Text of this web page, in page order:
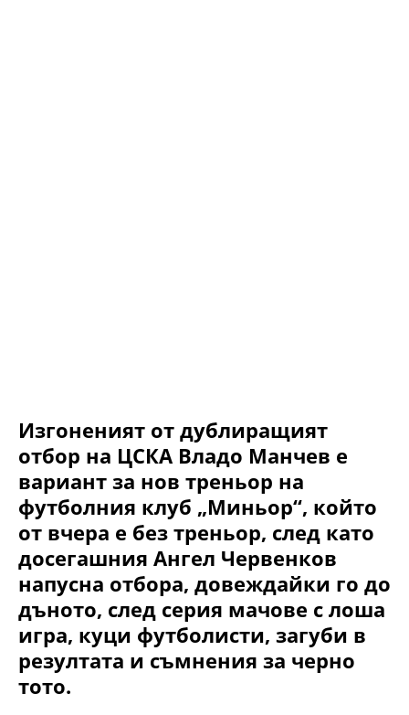
Изгоненият от дублиращият
отбор на ЦСКА Владо Манчев е
вариант за нов треньор на
футболния клуб „Миньор“, който
от вчера е без треньор, след като
досегашния Ангел Червенков
напусна отбора, довеждайки го до
дъното, след серия мачове с лоша
игра, куци футболисти, загуби в
резултата и съмнения за черно
тото.